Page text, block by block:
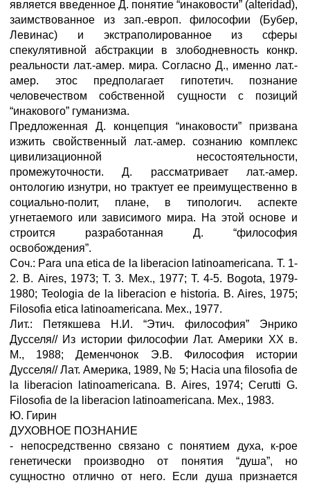
является введенное Д. понятие “инаковости” (alteridad),
заимствованное из зап.-европ. философии (Бубер,
Левинас) и экстраполированное из сферы
спекулятивной абстракции в злободневность конкр.
реальности лат.-амер. мира. Согласно Д., именно лат.-
амер. этос предполагает гипотетич. познание
человечеством собственной сущности с позиций
“инакового” гуманизма.
Предложенная Д. концепция “инаковости” призвана
изжить свойственный лат.-амер. сознанию комплекс
цивилизационной несостоятельности,
промежуточности. Д. рассматривает лат.-амер.
онтологию изнутри, но трактует ее преимущественно в
социально-полит, плане, в типологич. аспекте
угнетаемого или зависимого мира. На этой основе и
строится разработанная Д. “философия
освобождения”.
Соч.: Para una etica de la liberacion latinoamericana. T. 1-
2. В. Aires, 1973; Т. 3. Мех., 1977; Т. 4-5. Bogota, 1979-
1980; Teologia de la liberacion e historia. B. Aires, 1975;
Filosofia etica latinoamericana. Мех., 1977.
Лит.: Петякшева Н.И. “Этич. философия” Энрико
Дусселя// Из истории философии Лат. Америки XX в.
М., 1988; Деменчонок Э.В. Философия истории
Дусселя// Лат. Америка, 1989, № 5; Hacia una filosofia de
la liberacion latinoamericana. B. Aires, 1974; Cerutti G.
Filosofia de la liberacion latinoamericana. Мех., 1983.
Ю. Гирин
ДУХОВНОЕ ПОЗНАНИЕ
- непосредственно связано с понятием духа, к-рое
генетически производно от понятия “душа”, но
сущностно отлично от него. Если душа признается